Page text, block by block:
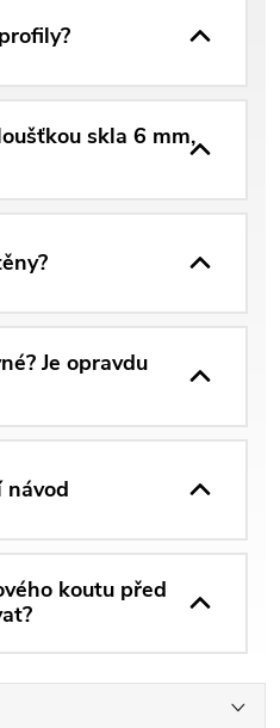
skla 6 mm,
Je opravdu
návod
koutu před